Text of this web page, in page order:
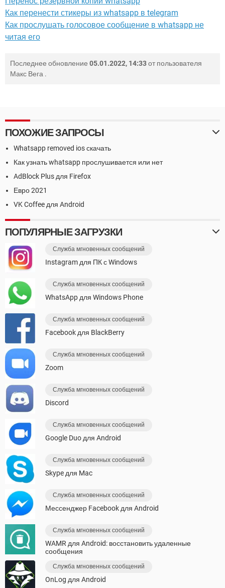
Как перенести стикеры из whatsapp в telegram
Как прослушать голосовое сообщение в whatsapp не
читая его
Последнее обновление 05.01.2022, 14:33от пользователя
Макс Вега .
ПОХОЖИЕ ЗАПРОСЫ
Whatsapp removed ios скачать
Как узнать whatsapp прослушивается или нет
AdBlock Plus для Firefox
Евро 2021
VK Coffee для Android
ПОПУЛЯРНЫЕ ЗАГРУЗКИ
Служба мгновенных сообщений
Instagram для ПК с Windows
Служба мгновенных сообщений
WhatsApp для Windows Phone
Служба мгновенных сообщений
Facebook для BlackBerry
Служба мгновенных сообщений
Zoom
Служба мгновенных сообщений
Discord
Служба мгновенных сообщений
Google Duo для Android
Служба мгновенных сообщений
Skype для Mac
Служба мгновенных сообщений
Мессенджер Facebook для Android
Служба мгновенных сообщений
WAMR для Android: восстановить удаленные
сообщения
Служба мгновенных сообщений
OnLog для Android